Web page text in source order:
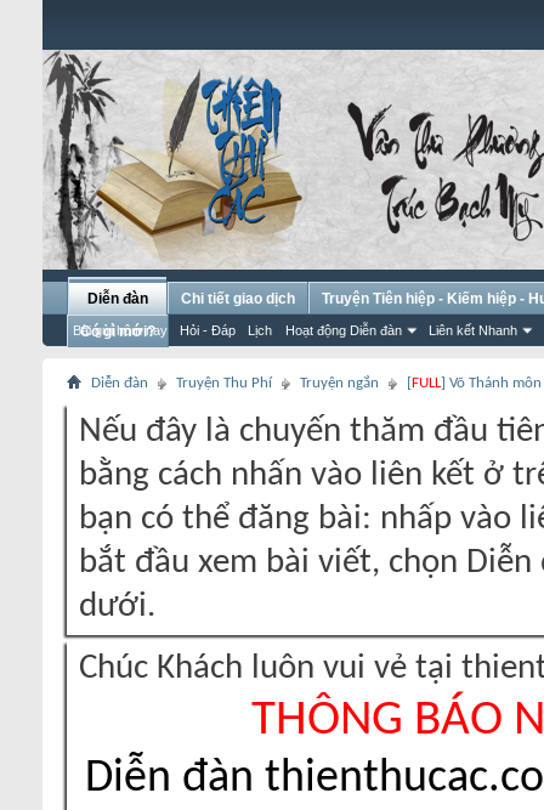
Diễn đàn
Bài gửi hôm nay Hỏi - Đáp Lịch Hoạt động Diễn đàn Liên kết Nhanh
Chi tiết giao dịch
Truyện Tiên hiệp - Kiếm hiệp -
Có gì mới?
Diễn đàn Truyện Thu Phí Truyện ngắn [FULL] Võ Thánh môn
Nếu đây là chuyến thăm đầu
bằng cách nhấn vào liên kết ở
bạn có thể đăng bài: nhấp vào
bắt đầu xem bài viết, chọn
dưới.
Chúc Khách luôn vui vẻ tại
THÔNG BÁO
Diễn đàn